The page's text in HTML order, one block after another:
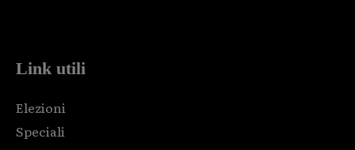
Link utili
Elezioni
Speciali